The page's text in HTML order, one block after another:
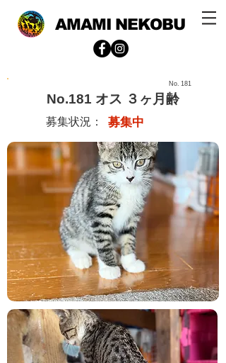
AMAMI NEKOBU
No. 181
No.181 オス ３ヶ月齢
募集状況： 募集中